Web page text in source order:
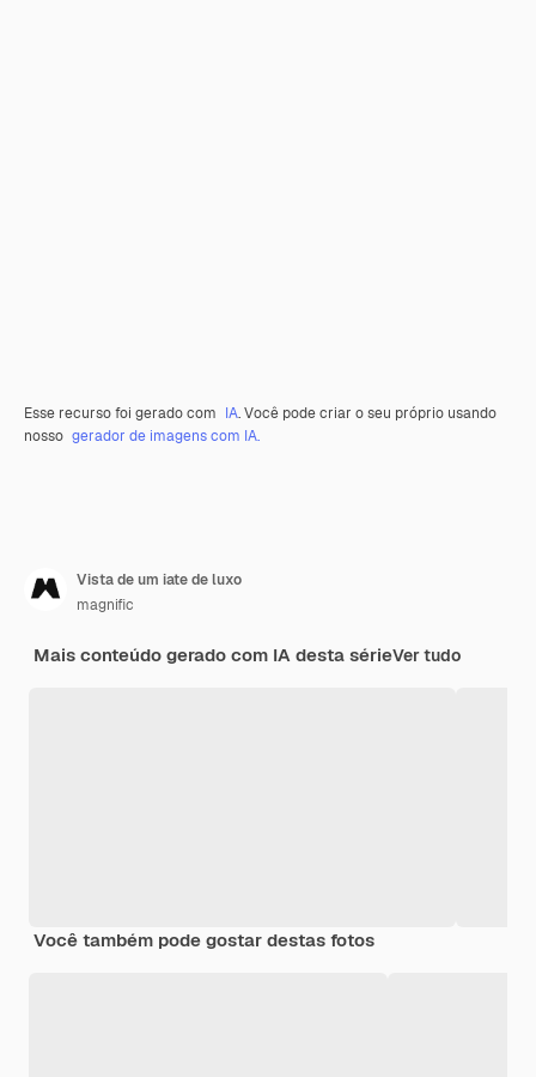
Esse recurso foi gerado com IA. Você pode criar o seu próprio usando
nosso gerador de imagens com IA.
Vista de um iate de luxo
magnific
Mais conteúdo gerado com IA desta sérieVer tudo
Você também pode gostar destas fotos